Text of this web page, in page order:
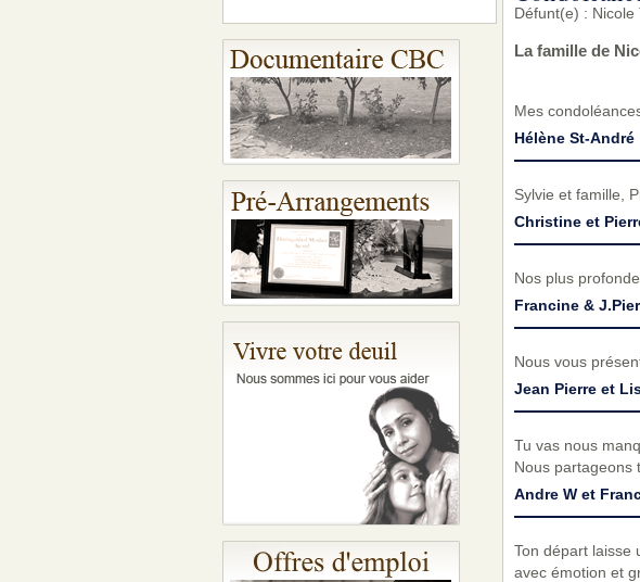
Défunt(e) :
La famille de
Mes
Hélène St-André
Sylvie et famille,
Christine et
Nos plus
Francine &
Nous vous
Jean Pierre et
Tu vas nous
Nous partageons
Andre W et
Ton départ laisse
avec émotion et